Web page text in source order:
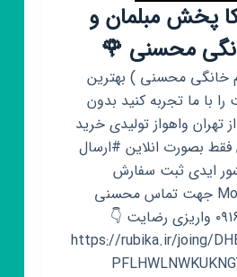
پخش مبلمان و
محسنی 🌹
خانگی محسنی ) بهترین
با ما تجربه کنید بدون
تهران واهواز تولیدی خرید
بصورت انلاین #ارسال
ایدی ثبت سفارش
@Mohsenii_24 جهت تماس محسنی
۰۹۱۶۵۲۶۵۱۴۲ واریزی رضایت 👇
https://rubika.ir/joing/